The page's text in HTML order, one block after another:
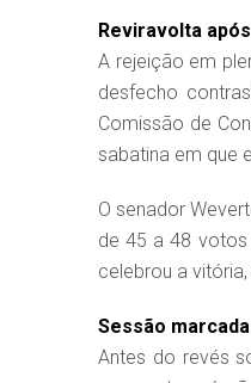
Reviravolta
A rejeição em
desfecho
Comissão de
sabatina em que
O senador
de 45 a 48 votos
celebrou a
Sessão
Antes do revés